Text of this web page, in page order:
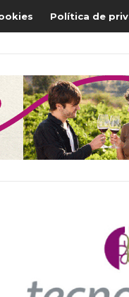
Política de